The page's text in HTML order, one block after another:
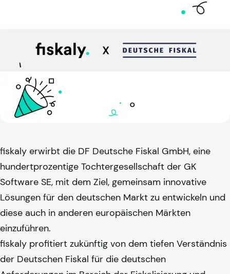
fiskaly erwirbt die DF Deutsche Fiskal GmbH, eine
hundertprozentige Tochtergesellschaft der GK
Software SE, mit dem Ziel, gemeinsam innovative
Lösungen für den deutschen Markt zu entwickeln und
diese auch in anderen europäischen Märkten
einzuführen.
fiskaly profitiert zukünftig von dem tiefen Verständnis
der Deutschen Fiskal für die deutschen